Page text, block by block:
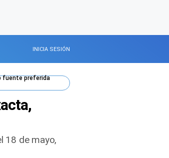
INICIA SESIÓN
fuente preferida
18 de mayo,